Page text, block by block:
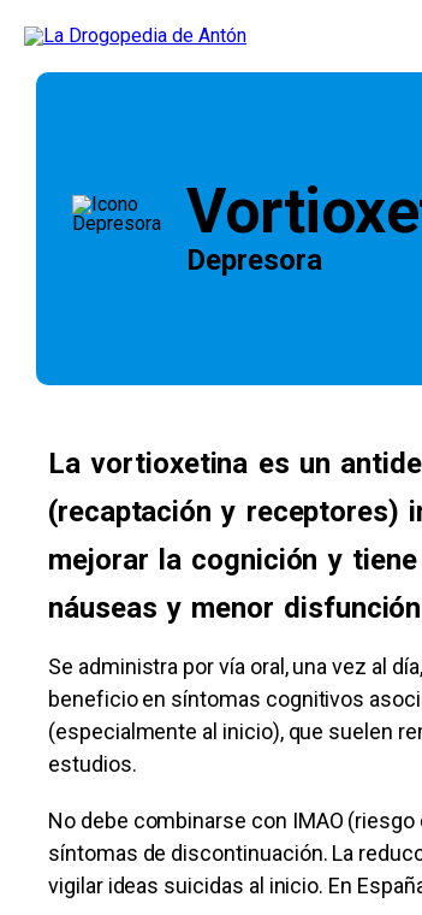
Depresora
La vortioxetina es un
(recaptación y receptores)
mejorar la cognición y
náuseas y menor
Se administra por vía oral, una vez al
beneficio en síntomas cognitivos
(especialmente al inicio), que suelen
estudios.
No debe combinarse con IMAO
síntomas de discontinuación. La
vigilar ideas suicidas al inicio. En